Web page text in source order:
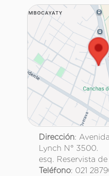
Dirección:
Lynch N° 3500.
esq. Reservista
Teléfono: 021